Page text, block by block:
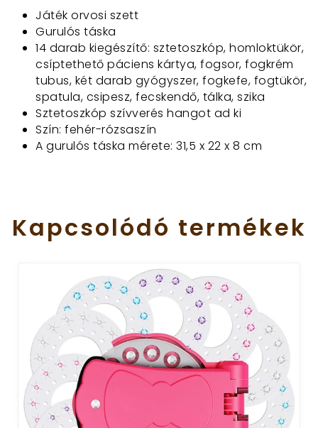
Játék orvosi szett
Gurulós táska
14 darab kiegészítő: sztetoszkóp, homloktükör,
csíptethető páciens kártya, fogsor, fogkrém
tubus, két darab gyógyszer, fogkefe, fogtükör,
spatula, csipesz, fecskendő, tálka, szika
Sztetoszkóp szívverés hangot ad ki
Szín: fehér-rózsaszín
A gurulós táska mérete: 31,5 x 22 x 8 cm
Kapcsolódó termékek